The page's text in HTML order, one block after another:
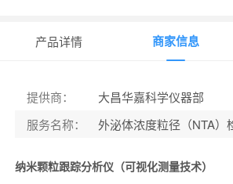
产品详情 商家信息
提供商：
大昌华嘉科学仪器部
服务名称： 外泌体浓度粒径（NTA）
纳米颗粒跟踪分析仪（可视化测量技术）